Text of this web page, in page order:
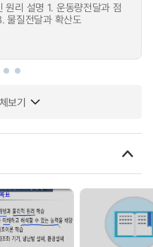
리 설명 1. 운동량전달과 점
물질전달과 확산도
보기